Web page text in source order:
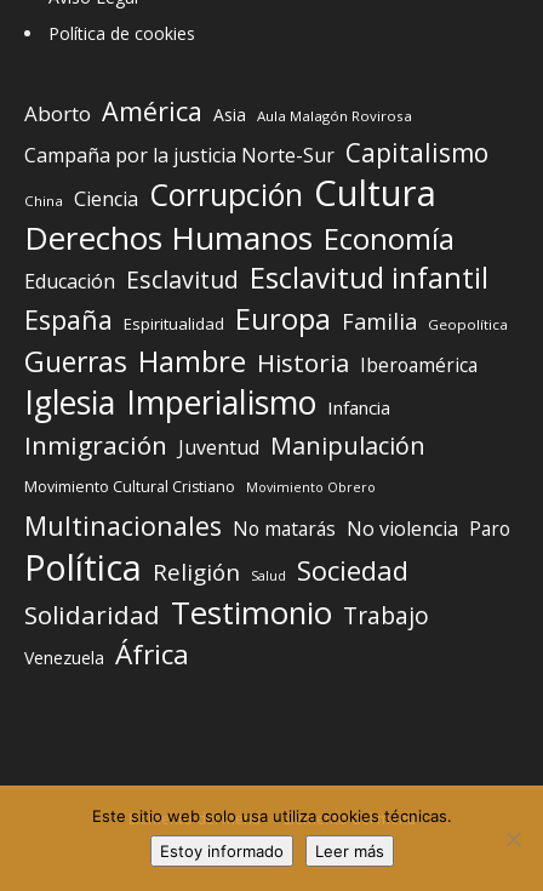
Política de cookies
Aborto América Asia Aula Malagón Rovirosa
Campaña por la justicia Norte-Sur Capitalismo
China Ciencia Corrupción Cultura
Derechos Humanos Economía
Educación Esclavitud Esclavitud infantil
España Espiritualidad Europa Familia Geopolítica
Guerras Hambre Historia Iberoamérica
Iglesia Imperialismo Infancia
Inmigración Juventud Manipulación
Movimiento Cultural Cristiano Movimiento Obrero
Multinacionales No matarás No violencia Paro
Política Religión Salud Sociedad
Solidaridad Testimonio Trabajo
Venezuela África
Elemento del menú Elemento del menú
©
Este sitio web solo usa utiliza cookies técnicas.
Estoy informado
Leer más